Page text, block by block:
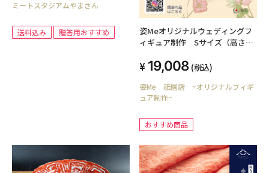
ミートスタジアムやまさん
送料込み 贈答用おすすめ
姿Meオリジナルウェディングフ
ィギュア制作 Sサイズ（高さ6
19,008 (税込)
姿Me 祇園店 ~オリジナルフィギ
ュア制作~
おすすめ商品